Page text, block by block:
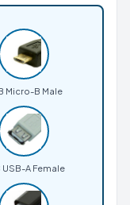
Micro-B Male
USB-A Female